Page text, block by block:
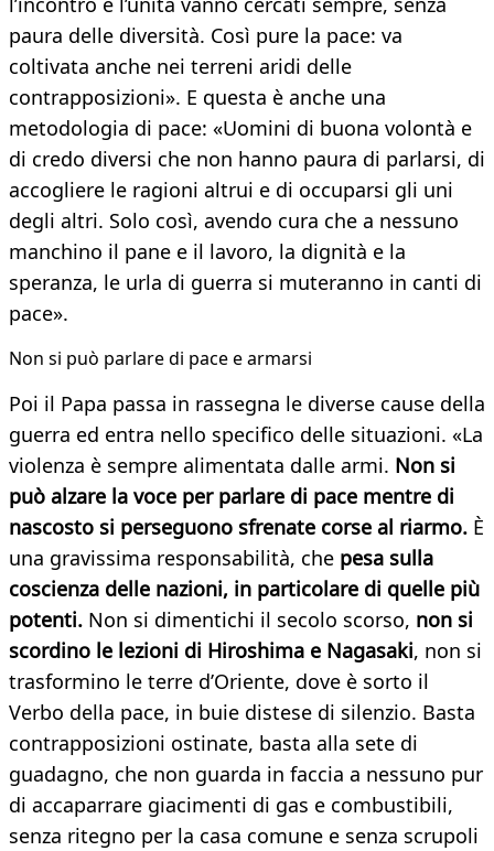
paura delle diversità. Così pure la pace: va
coltivata anche nei terreni aridi delle
contrapposizioni». E questa è anche una
metodologia di pace: «Uomini di buona volontà e
di credo diversi che non hanno paura di parlarsi, di
accogliere le ragioni altrui e di occuparsi gli uni
degli altri. Solo così, avendo cura che a nessuno
manchino il pane e il lavoro, la dignità e la
speranza, le urla di guerra si muteranno in canti di
pace».
Non si può parlare di pace e armarsi
Poi il Papa passa in rassegna le diverse cause della
guerra ed entra nello specifico delle situazioni. «La
violenza è sempre alimentata dalle armi. Non si
può alzare la voce per parlare di pace mentre di
nascosto si perseguono sfrenate corse al riarmo. È
una gravissima responsabilità, che pesa sulla
coscienza delle nazioni, in particolare di quelle più
potenti. Non si dimentichi il secolo scorso, non si
scordino le lezioni di Hiroshima e Nagasaki, non si
trasformino le terre d’Oriente, dove è sorto il
Verbo della pace, in buie distese di silenzio. Basta
contrapposizioni ostinate, basta alla sete di
guadagno, che non guarda in faccia a nessuno pur
di accaparrare giacimenti di gas e combustibili,
senza ritegno per la casa comune e senza scrupoli